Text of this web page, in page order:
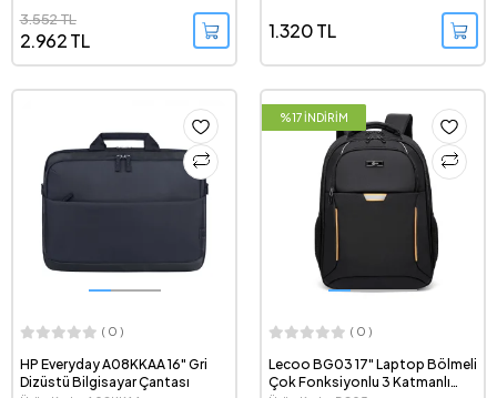
2.962 TL
3.552 TL 1.320 TL
( 0 )
HP Everyday A08KKAA 16" Gri
Dizüstü Bilgisayar Çantası
%17 İNDİRİM
( 0 )
Lecoo BG03 17" Laptop Bölmeli
Çok Fonksiyonlu 3 Katmanlı